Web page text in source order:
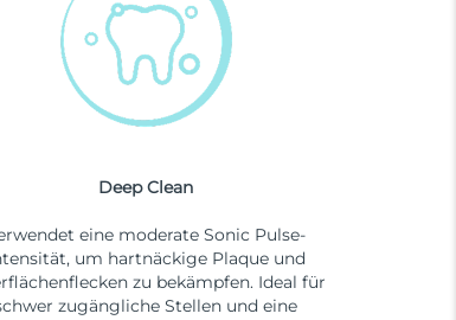
Deep Clean
eine moderate Sonic Pulse-
um hartnäckige Plaque und
zu bekämpfen. Ideal für
zugängliche Stellen und eine